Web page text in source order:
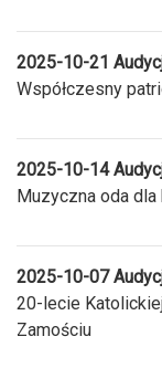
2025-10-21
Współczesny
2025-10-14
Muzyczna oda dla
2025-10-07
20-lecie
Zamościu